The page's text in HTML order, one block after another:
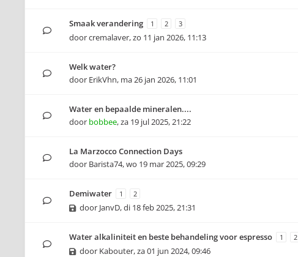
Smaak verandering 1 2 3
doorcremalaver,zo 11 jan 2026, 11:13
Welk water?
door ErikVhn, ma 26 jan 2026, 11:01
Water en bepaalde mineralen....
door bobbee,za 19 jul 2025, 21:22
La Marzocco Connection Days
door Barista74,wo 19 mar 2025, 09:29
Demiwater 1 2
door JanvD,di 18 feb 2025, 21:31
Water alkaliniteit en beste behandeling voor espresso 1 2
door Kabouter,za 01 jun 2024, 09:46